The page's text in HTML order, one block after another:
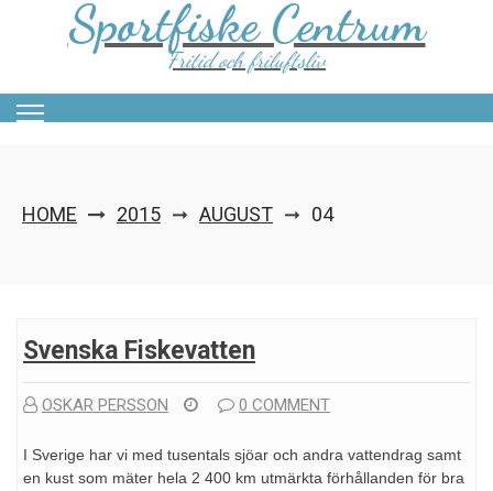
Sportfiske Centrum
Fritid och friluftsliv
HOME 2015 ➞ AUGUST ➞ 04
Svenska Fiskevatten
OSKAR PERSSON 0 COMMENT
I Sverige har vi med tusentals sjöar och andra vattendrag samt
en kust som mäter hela 2 400 km utmärkta förhållanden för bra